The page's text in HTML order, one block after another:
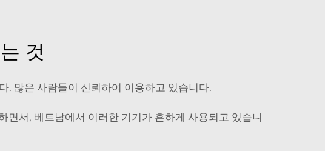
것
. 많은 사람들이 신뢰하여 이용하고 있습니다.
면서, 베트남에서 이러한 기기가 흔하게 사용되고 있습니